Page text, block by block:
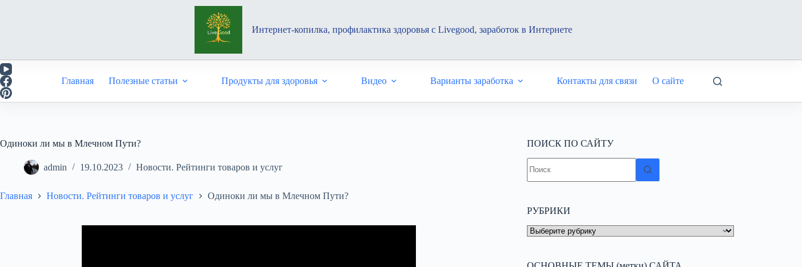
Интернет-копилка, профилактика здоровья с Livegood, заработок в Интернете
Главная Полезные статьи Продукты для здоровья Видео Варианты заработка Контакты для связи О сайте
Одиноки ли мы в Млечном Пути?
admin 19.10.2023 Новости. Рейтинги товаров и услуг
Главная Новости. Рейтинги товаров и услуг Одиноки ли мы в Млечном Пути?
ПОИСК ПО САЙТУ
не
найдено
РУБРИКИ
РУБРИКИ